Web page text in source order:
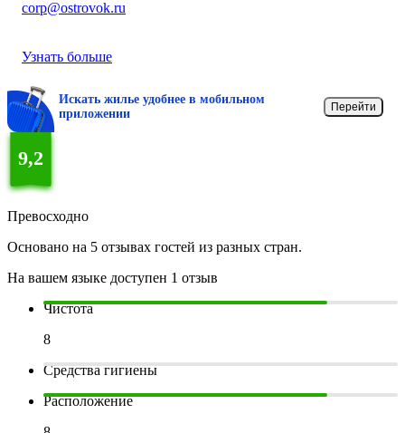
corp@ostrovok.ru
Узнать больше
Искать жилье удобнее в мобильном
приложении
Перейти
9,2
Превосходно
Основано на 5 отзывах гостей из разных стран.
На вашем языке доступен 1 отзыв
Чистота
8
Средства гигиены
Расположение